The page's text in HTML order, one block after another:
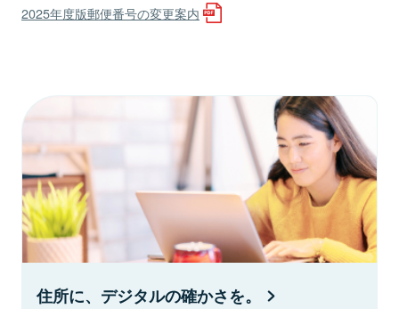
2025年度版郵便番号の変更案内
住所に、デジタルの確かさを。